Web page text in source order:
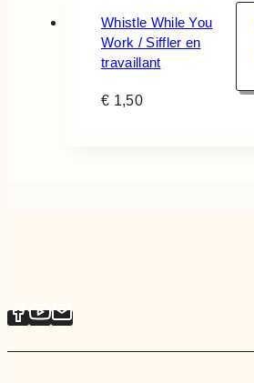
Whistle While You
Work / Siffler en
travaillant
€ 1,50